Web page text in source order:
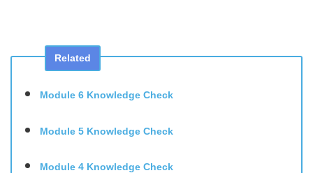
Related
Module 6 Knowledge Check
Module 5 Knowledge Check
Module 4 Knowledge Check